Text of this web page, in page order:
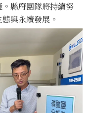
縣府團隊將持續努
與永續發展。